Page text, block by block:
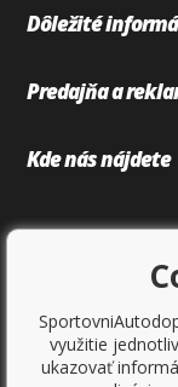
Dôležité
Predajňa a
Kde nás nájdete
využitie
ukazovať